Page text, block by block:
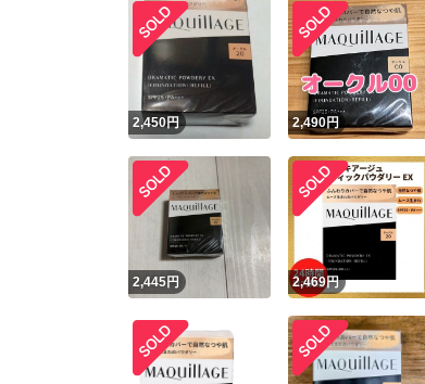
2,450円 2,490円
2,445円 2,469円